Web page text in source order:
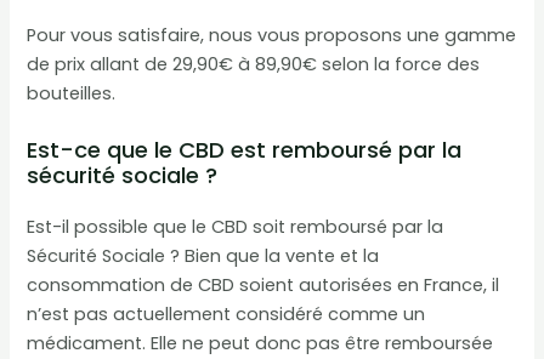
Pour vous satisfaire, nous vous proposons une gamme
de prix allant de 29,90€ à 89,90€ selon la force des
bouteilles.
Est-ce que le CBD est remboursé par la
sécurité sociale ?
Est-il possible que le CBD soit remboursé par la
Sécurité Sociale ? Bien que la vente et la
consommation de CBD soient autorisées en France, il
n’est pas actuellement considéré comme un
médicament. Elle ne peut donc pas être remboursée